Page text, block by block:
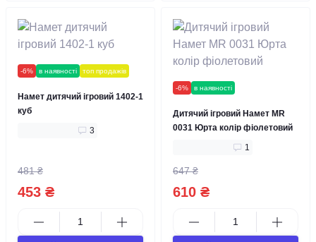
-6% в наявності топ продажів
Намет дитячий ігровий 1402-1
куб
3
481 ₴
453 ₴
-6% в наявності
Дитячий ігровий Намет MR
0031 Юрта колір фіолетовий
1
647 ₴
610 ₴